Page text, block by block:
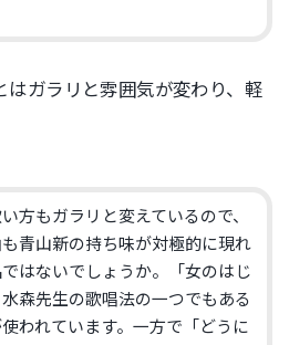
ガラリと雰囲気が変わり、軽
方もガラリと変えているので、
青山新の持ち味が対極的に現れ
はないでしょうか。「女のはじ
森先生の歌唱法の一つでもある
われています。一方で「どうに